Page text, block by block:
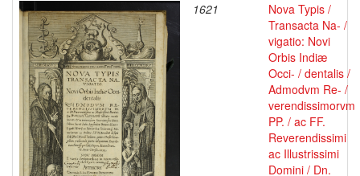
1621
Nova Typis /
Transacta Na- /
vigatio: Novi
Orbis Indiæ
Occi- / dentalis /
Admodvm Re- /
verendissimorvm
PP. / ac FF.
Reverendissimi
ac Illustrissimi
Domini / Dn.